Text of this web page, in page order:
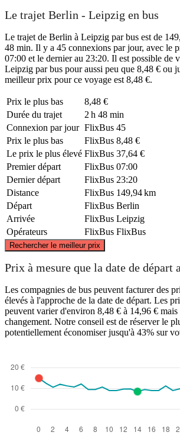
Le trajet Berlin - Leipzig en bus
Le trajet de Berlin à Leipzig par bus est de
48 min. Il y a 45 connexions par jour, avec le
07:00 et le dernier au 23:20. Il est possible de
Leipzig par bus pour aussi peu que 8,48 € ou
meilleur prix pour ce voyage est 8,48 €.
Prix ​​le plus bas
8,48 €
Durée du trajet
2 h 48 min
Connexion par jour FlixBus 45
Prix ​​le plus bas
FlixBus 8,48 €
Le prix le plus élevé FlixBus 37,64 €
Premier départ
FlixBus 07:00
Dernier départ
FlixBus 23:20
Distance
FlixBus 149,94 km
Départ
FlixBus Berlin
Arrivée
FlixBus Leipzig
Opérateurs
FlixBus FlixBus
Rechercher le meilleur prix
©CARTO
Prix à mesure que la date de départ
Les compagnies de bus peuvent facturer des
élevés à l'approche de la date de départ. Les
peuvent varier d'environ 8,48 € à 14,96 € mais
changement. Notre conseil est de réserver le
potentiellement économiser jusqu'à 43% sur